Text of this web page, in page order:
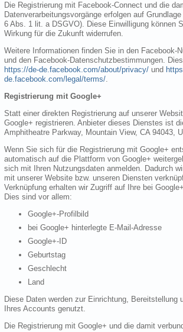
Die Registrierung mit Facebook-Connect und die
Datenverarbeitungsvorgänge erfolgen auf
6 Abs. 1 lit. a DSGVO). Diese Einwilligung können
Wirkung für die Zukunft widerrufen.
Weitere Informationen finden Sie in den Facebook-
und den Facebook-Datenschutzbestimmungen.
https://de-de.facebook.com/about/privacy/ und
de.facebook.com/legal/terms/.
Registrierung mit Google+
Statt einer direkten Registrierung auf unserer
Google+ registrieren. Anbieter dieses Dienstes ist
Amphitheatre Parkway, Mountain View, CA 94043,
Wenn Sie sich für die Registrierung mit Google+
automatisch auf die Plattform von Google+
sich mit Ihren Nutzungsdaten anmelden. Dadurch
mit unserer Website bzw. unseren Diensten
Verknüpfung erhalten wir Zugriff auf Ihre bei
Dies sind vor allem:
Google+-Profilbild
bei Google+ hinterlegte E-Mail-Adresse
Google+-ID
Geburtstag
Geschlecht
Land
Diese Daten werden zur Einrichtung, Bereitstellung
Ihres Accounts genutzt.
Die Registrierung mit Google+ und die damit